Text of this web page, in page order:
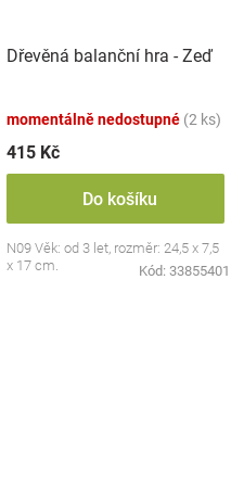
Dřevěná balanční hra - Zeď
momentálně nedostupné (2 ks)
415 Kč
Do košíku
N09 Věk: od 3 let, rozměr: 24,5 x 7,5
x 17 cm.
Kód: 33855401